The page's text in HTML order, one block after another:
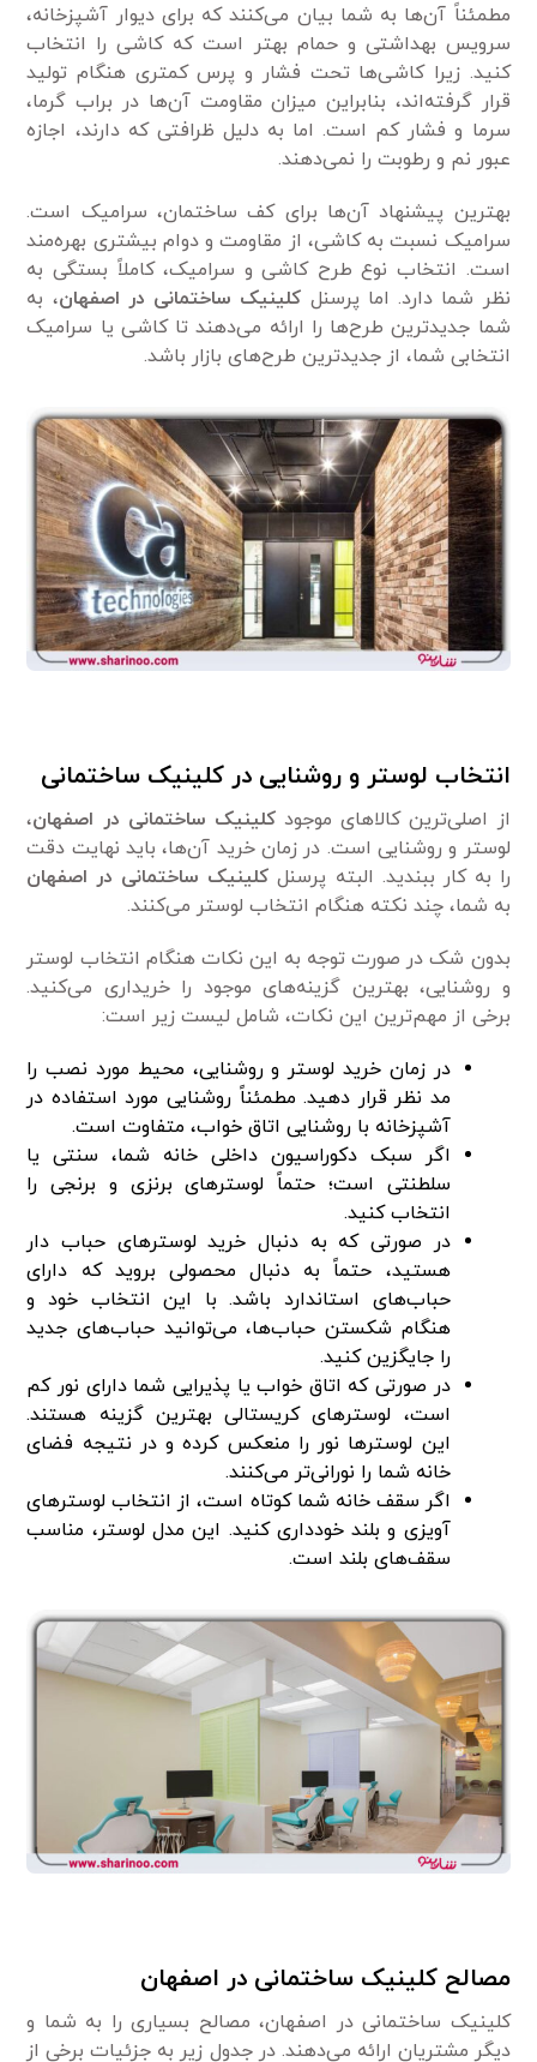
مطمئناً آن‌ها به شما بیان می‌کنند که برای دیوار آشپزخانه،
سرویس بهداشتی و حمام بهتر است که کاشی را انتخاب
کنید. زیرا کاشی‌ها تحت فشار و پرس کمتری هنگام تولید
قرار گرفته‌اند، بنابراین میزان مقاومت آن‌ها در براب گرما،
سرما و فشار کم است. اما به دلیل ظرافتی که دارند، اجازه
عبور نم و رطوبت را نمی‌دهند.
بهترین پیشنهاد آن‌ها برای کف ساختمان، سرامیک است.
سرامیک نسبت به کاشی، از مقاومت و دوام بیشتری بهره‌مند
است. انتخاب نوع طرح کاشی و سرامیک، کاملاً بستگی به
نظر شما دارد. اما پرسنل کلینیک ساختمانی در اصفهان، به
شما جدید‌ترین طرح‌ها را ارائه می‌دهند تا کاشی یا سرامیک
انتخابی شما، از جدید‌ترین طرح‌های بازار باشد.
انتخاب لوستر و روشنایی در کلینیک ساختمانی
از اصلی‌ترین کالا‌های موجودکلینیک ساختمانی در اصفهان،
لوستر و روشنایی است. در زمان خرید آن‌ها، باید نهایت دقت
را به کار ببندید. البته پرسنل کلینیک ساختمانی در اصفهان
به شما، چند نکته هنگام انتخاب لوستر می‌کنند.
بدون شک در صورت توجه به این نکات هنگام انتخاب لوستر
و روشنایی، بهترین گزینه‌های موجود را خریداری می‌کنید.
برخی از مهم‌ترین این نکات، شامل لیست زیر است:
در زمان خرید لوستر و روشنایی، محیط مورد نصب را
مد نظر قرار دهید. مطمئناً روشنایی مورد استفاده در
آشپزخانه با روشنایی اتاق خواب، متفاوت است.
اگر سبک دکوراسیون داخلی خانه شما، سنتی یا
سلطنتی است؛ حتماً لوستر‌های برنزی و برنجی را
انتخاب کنید.
در صورتی که به دنبال خرید لوستر‌های حباب دار
هستید، حتماً به دنبال محصولی بروید که دارای
حباب‌های استاندارد باشد. با این انتخاب خود و
هنگام شکستن حباب‌ها، می‌توانید حباب‌های جدید
را جایگزین کنید.
در صورتی که اتاق خواب یا پذیرایی شما دارای نور کم
است، لوستر‌های کریستالی بهترین گزینه هستند.
این لوستر‌ها نور را منعکس کرده و در نتیجه فضای
خانه شما را نورانی‌تر می‌کنند.
اگر سقف خانه شما کوتاه است، از انتخاب لوستر‌های
آویزی و بلند خودداری کنید. این مدل لوستر، مناسب
سقف‌های بلند است.
مصالح کلینیک ساختمانی در اصفهان
کلینیک ساختمانی در اصفهان، مصالح بسیاری را به شما و
دیگر مشتریان ارائه می‌دهند. در جدول زیر به جزئیات برخی از